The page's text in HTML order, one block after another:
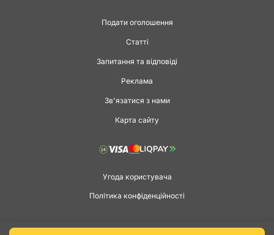
Подати оголошення
Статті
Запитання та відповіді
Реклама
Зв'язатися з нами
Карта сайту
Угода користувача
Політика конфіденційності